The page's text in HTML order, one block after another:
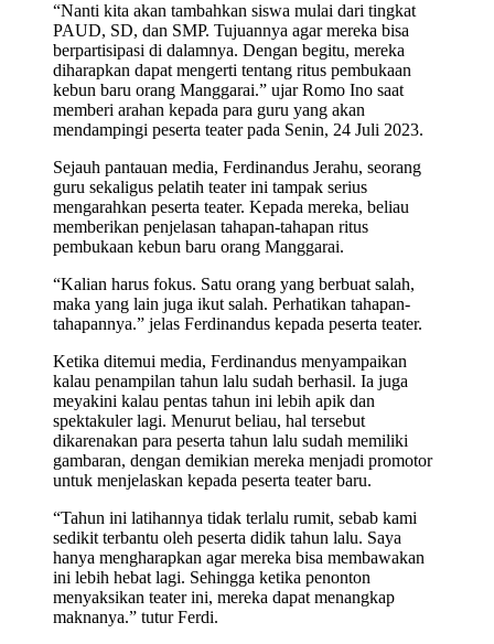
“Nanti kita akan tambahkan siswa mulai dari tingkat
PAUD, SD, dan SMP. Tujuannya agar mereka bisa
berpartisipasi di dalamnya. Dengan begitu, mereka
diharapkan dapat mengerti tentang ritus pembukaan
kebun baru orang Manggarai.” ujar Romo Ino saat
memberi arahan kepada para guru yang akan
mendampingi peserta teater pada Senin, 24 Juli 2023.
Sejauh pantauan media, Ferdinandus Jerahu, seorang
guru sekaligus pelatih teater ini tampak serius
mengarahkan peserta teater. Kepada mereka, beliau
memberikan penjelasan tahapan-tahapan ritus
pembukaan kebun baru orang Manggarai.
“Kalian harus fokus. Satu orang yang berbuat salah,
maka yang lain juga ikut salah. Perhatikan tahapan-
tahapannya.” jelas Ferdinandus kepada peserta teater.
Ketika ditemui media, Ferdinandus menyampaikan
kalau penampilan tahun lalu sudah berhasil. Ia juga
meyakini kalau pentas tahun ini lebih apik dan
spektakuler lagi. Menurut beliau, hal tersebut
dikarenakan para peserta tahun lalu sudah memiliki
gambaran, dengan demikian mereka menjadi promotor
untuk menjelaskan kepada peserta teater baru.
“Tahun ini latihannya tidak terlalu rumit, sebab kami
sedikit terbantu oleh peserta didik tahun lalu. Saya
hanya mengharapkan agar mereka bisa membawakan
ini lebih hebat lagi. Sehingga ketika penonton
menyaksikan teater ini, mereka dapat menangkap
maknanya.” tutur Ferdi.